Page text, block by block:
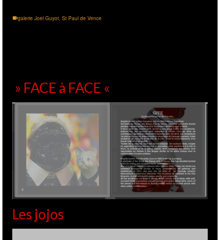
galerie Joel Guyot, St Paul de Vence
» FACE à FACE «
Les jojos